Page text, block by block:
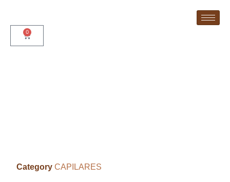
0
Category CAPILARES